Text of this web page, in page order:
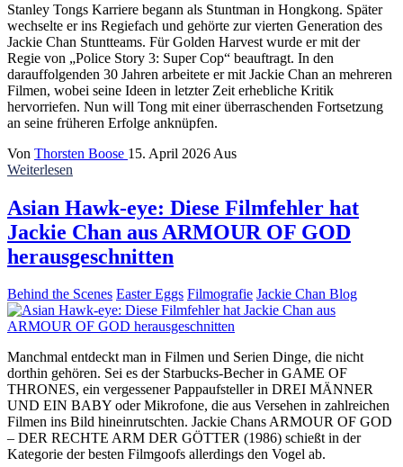
Stanley Tongs Karriere begann als Stuntman in Hongkong. Später
wechselte er ins Regiefach und gehörte zur vierten Generation des
Jackie Chan Stuntteams. Für Golden Harvest wurde er mit der
Regie von „Police Story 3: Super Cop“ beauftragt. In den
darauffolgenden 30 Jahren arbeitete er mit Jackie Chan an mehreren
Filmen, wobei seine Ideen in letzter Zeit erhebliche Kritik
hervorriefen. Nun will Tong mit einer überraschenden Fortsetzung
an seine früheren Erfolge anknüpfen.
Von Thorsten Boose 15. April 2026 Aus
Weiterlesen
Asian Hawk-eye: Diese Filmfehler hat
Jackie Chan aus ARMOUR OF GOD
herausgeschnitten
Behind the Scenes Easter Eggs Filmografie Jackie Chan Blog
Manchmal entdeckt man in Filmen und Serien Dinge, die nicht
dorthin gehören. Sei es der Starbucks-Becher in GAME OF
THRONES, ein vergessener Pappaufsteller in DREI MÄNNER
UND EIN BABY oder Mikrofone, die aus Versehen in zahlreichen
Filmen ins Bild hineinrutschten. Jackie Chans ARMOUR OF GOD
– DER RECHTE ARM DER GÖTTER (1986) schießt in der
Kategorie der besten Filmgoofs allerdings den Vogel ab.